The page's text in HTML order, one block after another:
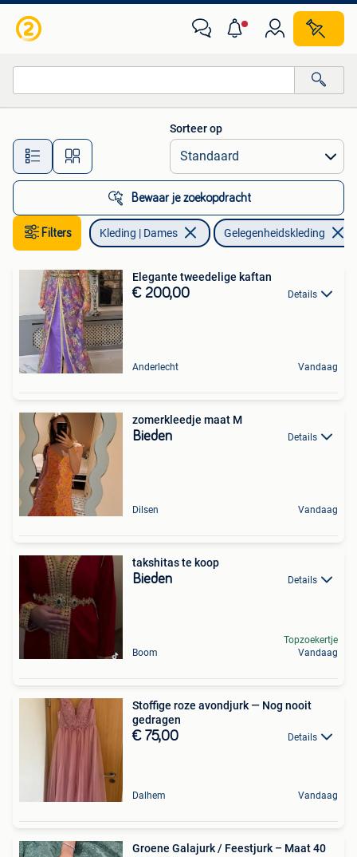
Alle afstanden…
Sorteer op
Bewaar je zoekopdracht
Filters Kleding | Dames Gelegenheidskleding
Elegante tweedelige kaftan
€ 200,00 Details
Anderlecht Vandaag
zomerkleedje maat M
Bieden Details
Dilsen Vandaag
takshitas te koop
Bieden Details
Boom
Topzoekertje
Vandaag
Stoffige roze avondjurk — Nog nooit
gedragen
€ 75,00 Details
Dalhem Vandaag
Groene Galajurk / Feestjurk – Maat 40